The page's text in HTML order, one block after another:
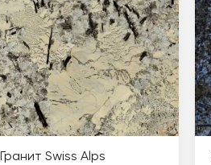
Гранит Swiss Alps